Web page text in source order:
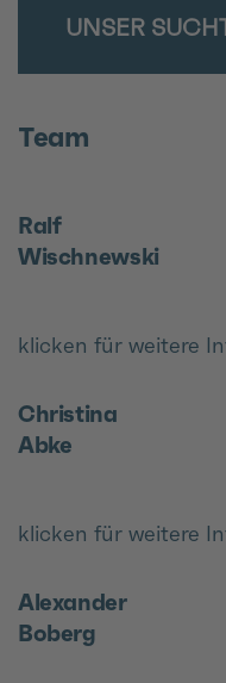
UNSER
Team
Ralf
Wischnewski
klicken für weitere
Christina
Abke
klicken für weitere
Alexander
Boberg